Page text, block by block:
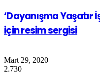
‘Dayanışma
için resim sergisi
Mart 29, 2020
2.730